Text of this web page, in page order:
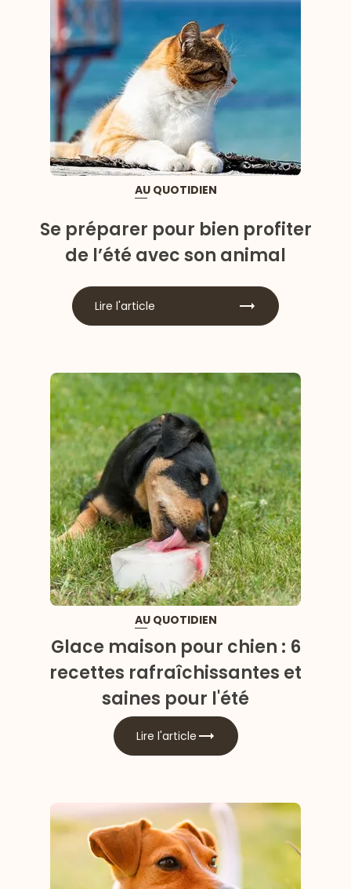
AU QUOTIDIEN
Se préparer pour bien profiter
de l’été avec son animal
Lire l'article
AU QUOTIDIEN
Glace maison pour chien : 6
recettes rafraîchissantes et
saines pour l'été
Lire l'article